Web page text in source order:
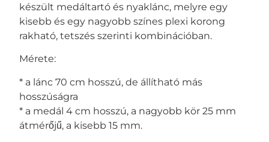
készült medáltartó és nyaklánc, melyre egy
kisebb és egy nagyobb színes plexi korong
rakható, tetszés szerinti kombinációban.
Mérete:
* a lánc 70 cm hosszú, de állítható más
hosszúságra
* a medál 4 cm hosszú, a nagyobb kör 25 mm
átmérőjű, a kisebb 15 mm.